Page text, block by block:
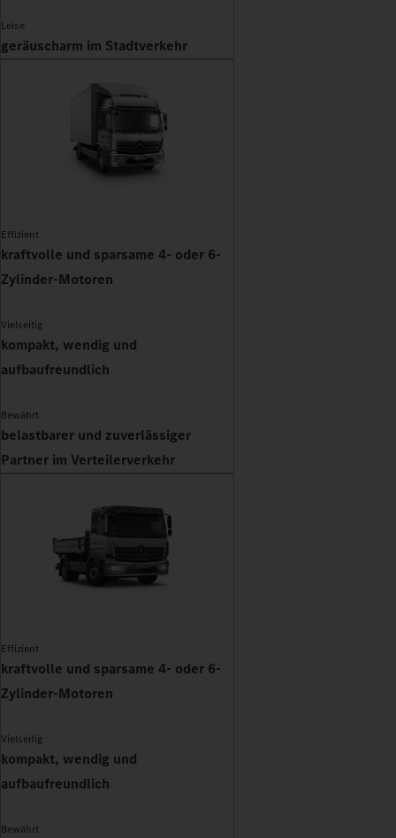
Leise
geräuscharm im Stadtverkehr
Effizient
kraftvolle und sparsame 4- oder 6-
Zylinder-Motoren
Vielseitig
kompakt, wendig und
aufbaufreundlich
Bewährt
belastbarer und zuverlässiger
Partner im Verteilerverkehr
Effizient
kraftvolle und sparsame 4- oder 6-
Zylinder-Motoren
Vielseitig
kompakt, wendig und
aufbaufreundlich
Bewährt